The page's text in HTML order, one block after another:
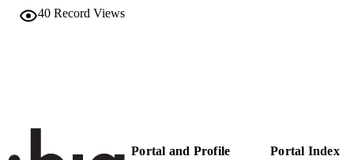
IDENTIFIERS
40 Record Views
Portal and Profile
Portal Index